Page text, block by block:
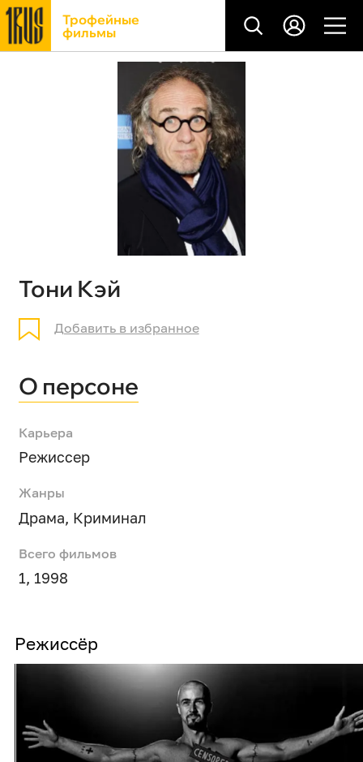
Трофейные
фильмы
Тони Кэй
Добавить в избранное
О персоне
Карьера
Режиссер
Жанры
Драма, Криминал
Всего фильмов
1, 1998
Режиссёр